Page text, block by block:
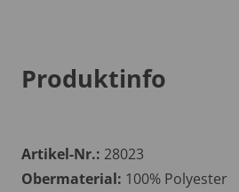
Produktinfo
Artikel-Nr.: 28023
Obermaterial: 100% Polyester